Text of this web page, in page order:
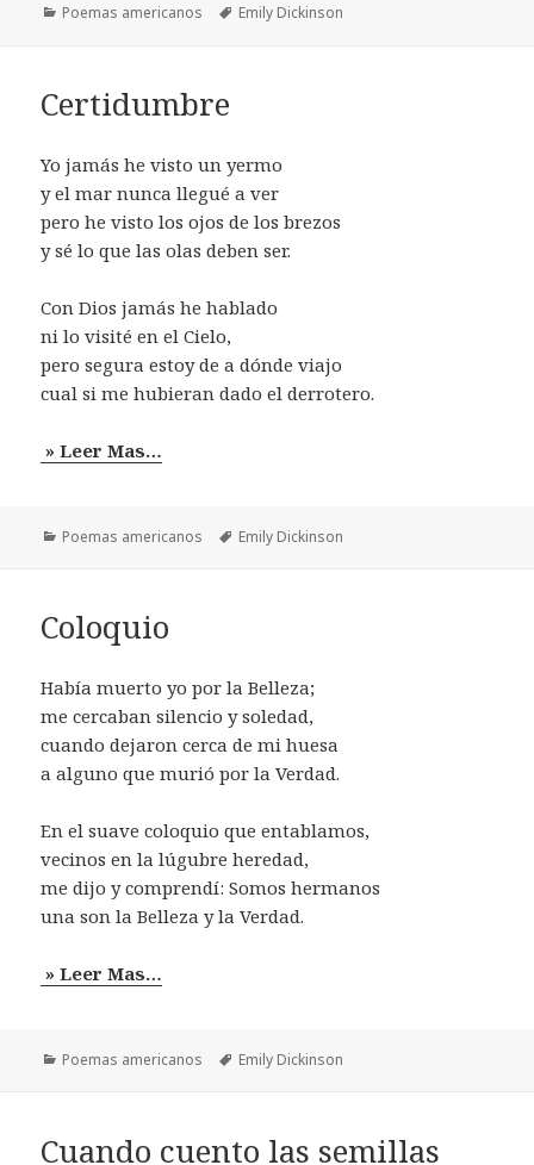
Categorías
Poemas americanos Etiquetas
Emily Dickinson
Certidumbre
Yo jamás he visto un yermo
y el mar nunca llegué a ver
pero he visto los ojos de los brezos
y sé lo que las olas deben ser.
Con Dios jamás he hablado
ni lo visité en el Cielo,
pero segura estoy de a dónde viajo
cual si me hubieran dado el derrotero.
» Leer Mas…
Categorías
Poemas americanos Etiquetas
Emily Dickinson
Coloquio
Había muerto yo por la Belleza;
me cercaban silencio y soledad,
cuando dejaron cerca de mi huesa
a alguno que murió por la Verdad.
En el suave coloquio que entablamos,
vecinos en la lúgubre heredad,
me dijo y comprendí: Somos hermanos
una son la Belleza y la Verdad.
» Leer Mas…
Categorías
Poemas americanos Etiquetas
Emily Dickinson
Cuando cuento las semillas